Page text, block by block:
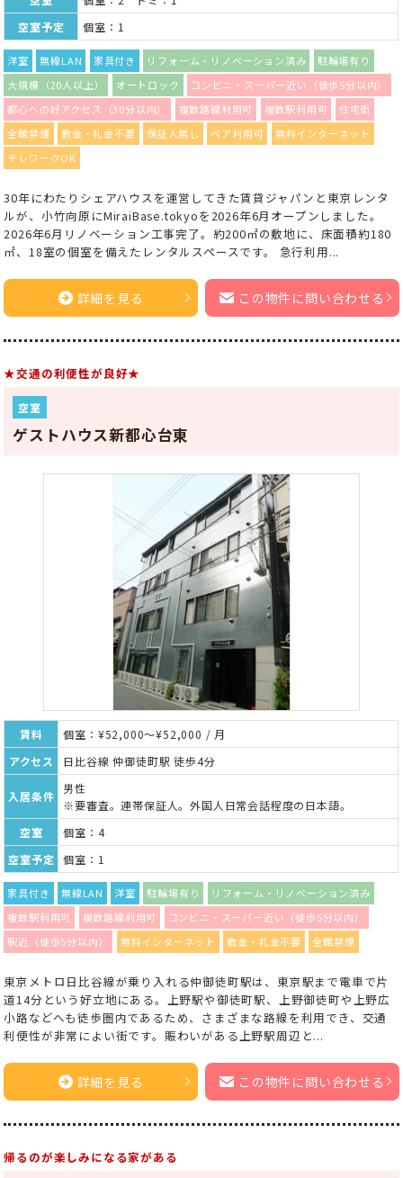
空室予定
個室：1
洋室 無線LAN 家具付き リフォーム・リノベーション済み
駐輪場有り
大規模（20人以上）
オートロック
コンビニ・スーパー近い（徒歩5分以内）
都心への好アクセス（30分以内）
複数路線利用可 複数駅利用可
住宅街
全館禁煙
敷金・礼金不要 保証人無し ペア利用可
無料インターネット
テレワークOK
30年にわたりシェアハウスを運営してきた賃貸ジャパンと東京レンタ
ルが、小竹向原にMiraiBase.tokyoを2026年6月オープンしました。
2026年6月リノベーション工事完了。約200㎡の敷地に、床面積約180
㎡、18室の個室を備えたレンタルスペースです。 急行利用...
詳細を見る この物件に問い合わせる
★交通の利便性が良好★
空室
ゲストハウス新都心台東
賃料
個室：¥52,000～¥52,000 / 月
アクセス
日比谷線 仲御徒町駅 徒歩4分
入居条件
男性
※要審査。連帯保証人。外国人日常会話程度の日本語。
空室
個室：4
空室予定
個室：1
家具付き 無線LAN 洋室 駐輪場有り
リフォーム・リノベーション済み
複数駅利用可
複数路線利用可
コンビニ・スーパー近い（徒歩5分以内）
駅近（徒歩5分以内）
無料インターネット 敷金・礼金不要 全館禁煙
東京メトロ日比谷線が乗り入れる仲御徒町駅は、東京駅まで電車で片
道14分という好立地にある。上野駅や御徒町駅、上野御徒町や上野広
小路などへも徒歩圏内であるため、さまざまな路線を利用でき、交通
利便性が非常によい街です。賑わいがある上野駅周辺と...
詳細を見る この物件に問い合わせる
帰るのが楽しみになる家がある